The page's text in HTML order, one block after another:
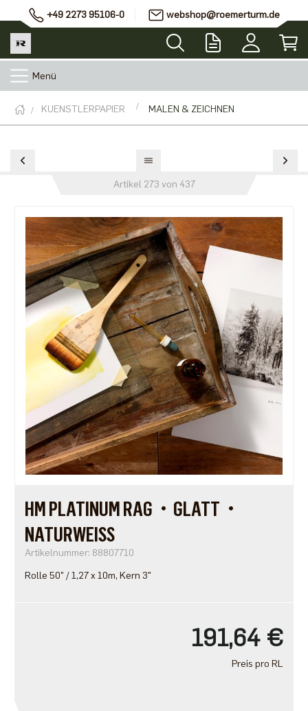
+49 2273 95106-0 webshop@roemerturm.de
Menü
KUENSTLERPAPIER MALEN & ZEICHNEN
Artikel 273 von 437
HM PLATINUM RAG・GLATT・
NATURWEISS
Artikelnummer: 88807710
Rolle 50" / 1,27 x 10m, Kern 3"
191,64 €
Preis pro RL